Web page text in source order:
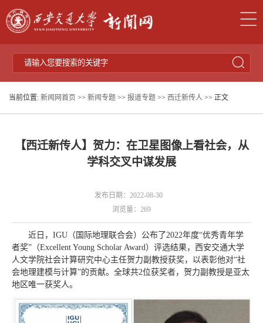
当前位置: 新闻网首页 >> 新闻专题 >> 报道专题 >> 西迁新传人 >> 正文
【西迁新传人】贺力：在卫星图像上看社会，从
学科交叉中谋发展
发布日期：2022-08-30
浏览量： 269
近日，IGU（国际地理联合会）公布了2022年度“优秀青年学
者奖”（Excellent Young Scholar Award）评选结果，西安交通大学
人文学院社会计算研究中心主任贺力副教授获奖，以表彰他对“社
会地理建模与计算”的贡献。全球共2位获奖者，贺力副教授是亚太
地区唯一获奖人。